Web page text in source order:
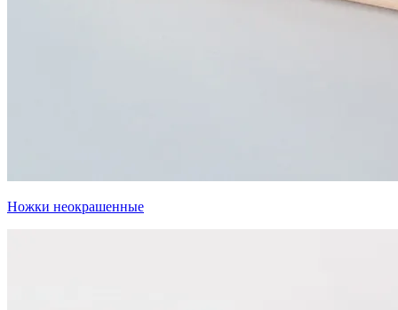
Ножки неокрашенные